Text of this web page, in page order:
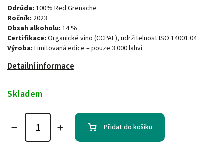
Odrůda: 100% Red Grenache
Ročník: 2023
Obsah alkoholu: 14 %
Certifikace: Organické víno (CCPAE), udržitelnost ISO 14001:04
Výroba: Limitovaná edice – pouze 3 000 lahví
Detailní informace
Skladem
Přidat do košíku